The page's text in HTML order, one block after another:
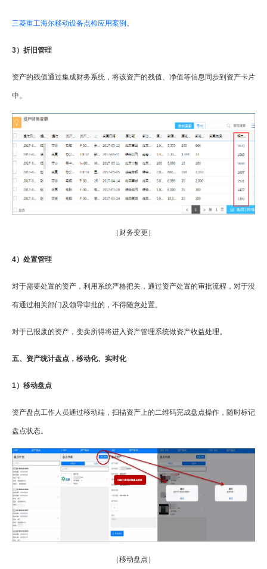
三菱重工海尔移动设备点检应用案例。
3）折旧管理
资产的残值通过集成财务系统，将该资产的残值、净值等信息同步到资产卡片
中。
（财务变更）
4）处置管理
对于需要处置的资产，利用系统严格把关，通过资产处置的审批流程，对于没
有通过相关部门及领导审批的，不得随意处置。
对于已报废的资产，变卖所得将进入资产管理系统做资产收益处理。
五、资产统计盘点，移动化、实时化
1）移动盘点
资产盘点工作人员通过移动端，扫描资产上的二维码完成盘点操作，随时标记
盘点状态。
（移动盘点）